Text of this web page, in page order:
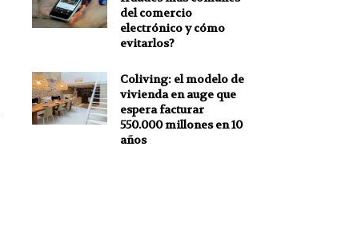
del comercio
electrónico y cómo
evitarlos?
Coliving: el modelo de
vivienda en auge que
espera facturar
550.000 millones en 10
años